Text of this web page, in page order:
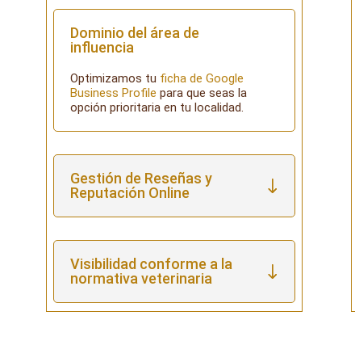
Dominio del área de
influencia
Optimizamos tu ficha de Google
Business Profile para que seas la
opción prioritaria en tu localidad.
Gestión de Reseñas y
Reputación Online
Visibilidad conforme a la
normativa veterinaria